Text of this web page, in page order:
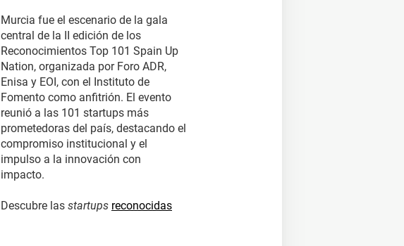
Murcia fue el escenario de la gala
central de la II edición de los
Reconocimientos Top 101 Spain Up
Nation, organizada por Foro ADR,
Enisa y EOI, con el Instituto de
Fomento como anfitrión. El evento
reunió a las 101 startups más
prometedoras del país, destacando el
compromiso institucional y el
impulso a la innovación con
impacto.
Descubre las startups reconocidas(se abre en una nueva ventana)